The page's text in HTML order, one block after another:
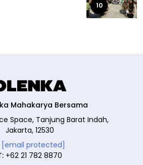
10
Mahakarya Bersama
Space, Tanjung Barat Indah,
Jakarta, 12530
[email protected]
+62 21 782 8870